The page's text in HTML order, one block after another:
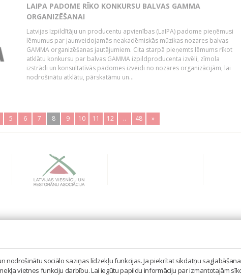
LAIPA PADOME RĪKO KONKURSU BALVAS GAMMA
ORGANIZĒŠANAI
Latvijas Izpildītāju un producentu apvienības (LaIPA) padome pieņēmusi
lēmumus par jaunveidojamās neakadēmiskās mūzikas nozares balvas
GAMMA organizēšanas jautājumiem. Cita starpā pieņemts lēmums rīkot
atklātu konkursu par balvas GAMMA izpildproducenta izvēli, zīmola
izstrādi un konsultatīvās padomes izveidi no nozares organizācijām, lai
nodrošinātu atklātu, pārskatāmu un...
5 6 7 8 9 10 11 12 .. 48 »
TEL. 67605023, MOB. 20398873, E-PASTS:
sociālo saziņas līdzekļu funkcijas. Ja piekrītat sīkdatņu
vietnes funkciju darbību. Lai iegūtu papildu informāciju par izmantotajām